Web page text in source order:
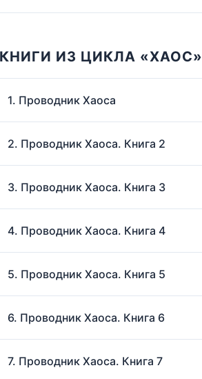
ИЗ ЦИКЛА «ХАОС»
1. Проводник Хаоса
2. Проводник Хаоса. Книга 2
3. Проводник Хаоса. Книга 3
4. Проводник Хаоса. Книга 4
5. Проводник Хаоса. Книга 5
6. Проводник Хаоса. Книга 6
7. Проводник Хаоса. Книга 7